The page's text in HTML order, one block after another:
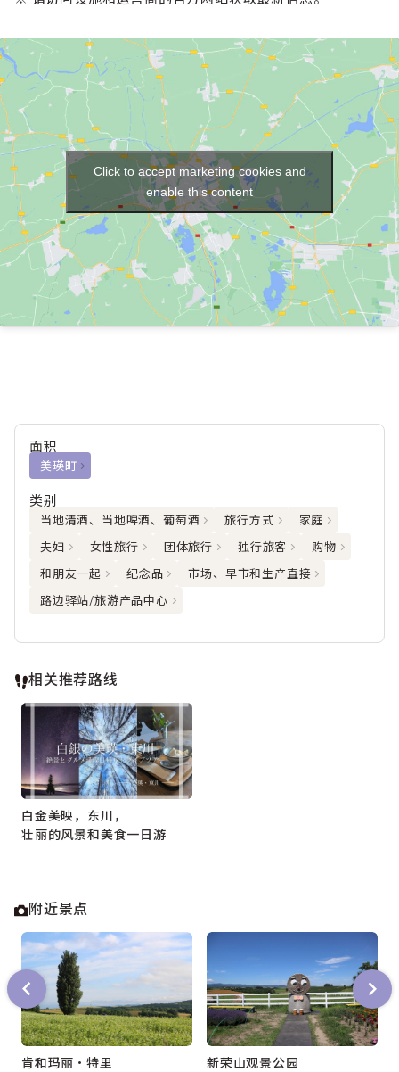
Click to accept marketing cookies and
enable this content
面积
美瑛町
类别
当地清酒、当地啤酒、葡萄酒 旅行方式
家庭
夫妇
女性旅行 团体旅行 独行旅客
购物
和朋友一起
纪念品
市场、早市和生产直接
路边驿站/旅游产品中心
相关推荐路线
白金美映，东川，
壮丽的风景和美食一日游
附近景点
肯和玛丽·特里
新荣山观景公园